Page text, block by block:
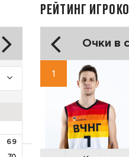
69
РЕЙТИНГ
Очки в
1